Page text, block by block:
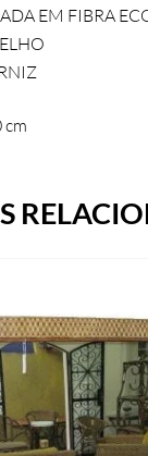
EM FIBRA
cm